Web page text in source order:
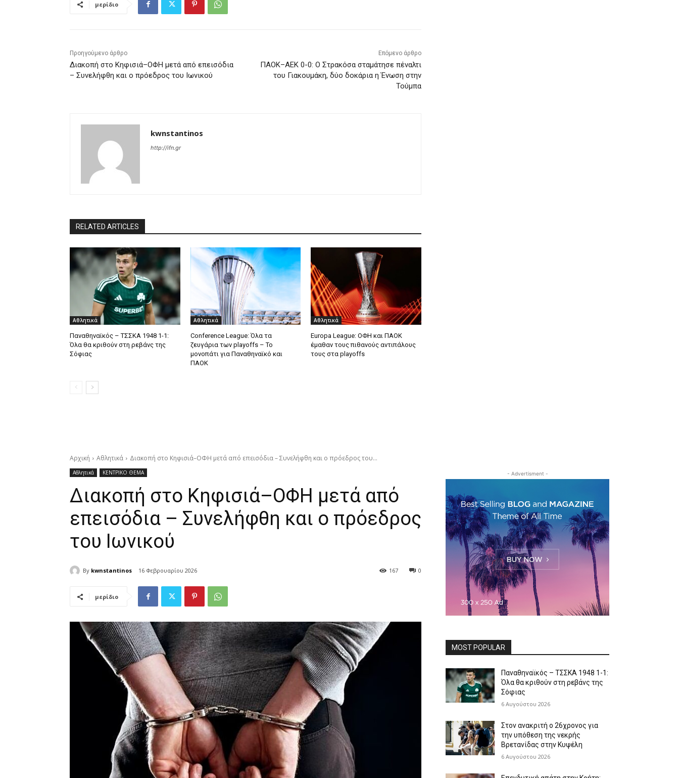
μερίδιο
Προηγούμενο άρθρο
Διακοπή στο Κηφισιά–ΟΦΗ μετά από επεισόδια
– Συνελήφθη και ο πρόεδρος του Ιωνικού
Επόμενο άρθρο
ΠΑΟΚ–ΑΕΚ 0-0: Ο Στρακόσα σταμάτησε πέναλτι
του Γιακουμάκη, δύο δοκάρια η Ένωση στην
Τούμπα
kwnstantinos
http://ifn.gr
RELATED ARTICLES
Αθλητικά
Παναθηναϊκός – ΤΣΣΚΑ 1948 1-1:
Όλα θα κριθούν στη ρεβάνς της
Σόφιας
Αθλητικά
Conference League: Όλα τα
ζευγάρια των playoffs – Το
μονοπάτι για Παναθηναϊκό και
ΠΑΟΚ
Αθλητικά
Europa League: ΟΦΗ και ΠΑΟΚ
έμαθαν τους πιθανούς αντιπάλους
τους στα playoffs